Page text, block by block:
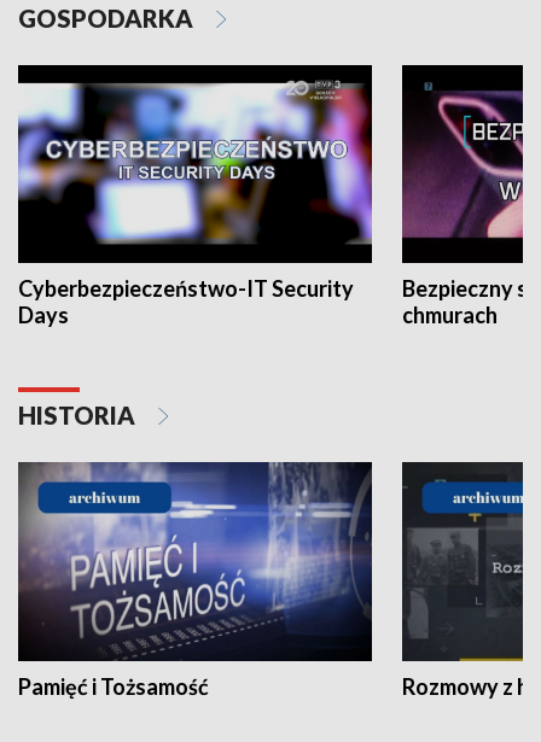
GOSPODARKA
Cyberbezpieczeństwo-IT Security
Days
Bezpieczny
chmurach
HISTORIA
Pamięć i Tożsamość Rozmowy z